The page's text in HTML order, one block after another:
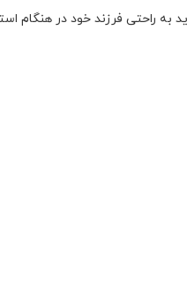
به راحتی فرزند خود در هنگام